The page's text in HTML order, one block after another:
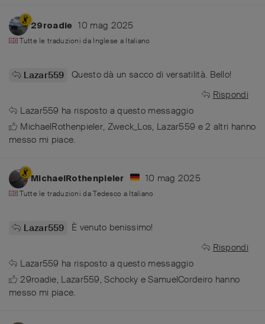
29roadie 10 mag 2025
Tutte le traduzioni da Inglese a Italiano
Lazar559
Questo dà un sacco di versatilità. Bello!
Rispondi
Lazar559 ha risposto a questo messaggio
MichaelRothenpieler, Zweck_Los, Lazar559 e2 altri hanno
messo mi piace.
MichaelRothenpieler 10 mag 2025
Tutte le traduzioni daTedesco a Italiano
Lazar559
È venuto benissimo!
Rispondi
Lazar559 ha risposto a questo messaggio
29roadie, Lazar559,Schocky eSamuelCordeiro hanno
messo mi piace.